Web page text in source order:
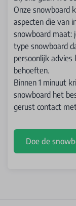
Onze snowboard
aspecten die van
snowboard maat:
type snowboard
persoonlijk
behoeften.
Binnen 1 minuut
snowboard het
gerust contact
Doe de